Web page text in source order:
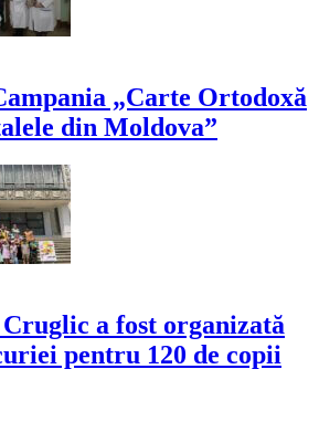
„Carte Ortodoxă
din Moldova”
a fost organizată
pentru 120 de copii